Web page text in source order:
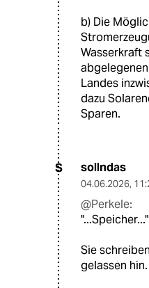
b) Die
Wasserkraft
Landes
dazu
Sparen.
S sollndas
04.06.2026,
@Perkele:
"...Speicher..."
Sie
gelassen hin.